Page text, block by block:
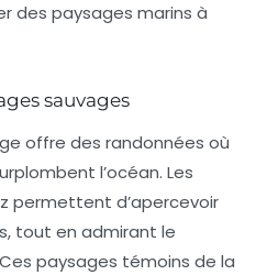
des paysages marins à
sauvages
offre des randonnées où
l’océan. Les
permettent d’apercevoir
tout en admirant le
paysages témoins de la